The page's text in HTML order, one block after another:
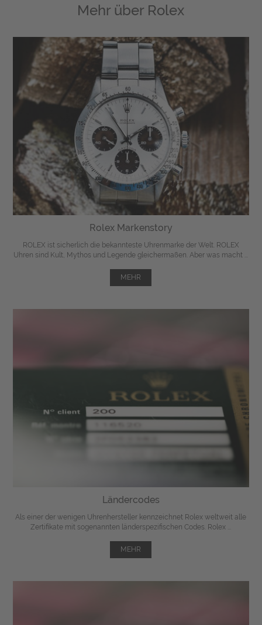
Mehr über Rolex
Rolex Markenstory
ROLEX ist sicherlich die bekannteste Uhrenmarke der Welt. ROLEX
Uhren sind Kult, Mythos und Legende gleichermaßen. Aber was macht ...
MEHR
Ländercodes
Als einer der wenigen Uhrenhersteller kennzeichnet Rolex weltweit alle
Zertifikate mit sogenannten länderspezifischen Codes. Rolex ...
MEHR